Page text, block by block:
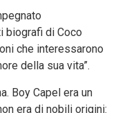
biografi di Coco
che interessarono
della sua vita”.
Boy Capel era un
era di nobili origini: